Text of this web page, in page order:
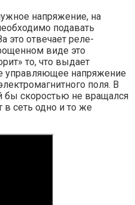
напряжение, на
подавать
это отвечает реле-
виде это
то, что выдает
управляющее напряжение
поля. В
бы скоростью не вращался
в сеть одно и то же